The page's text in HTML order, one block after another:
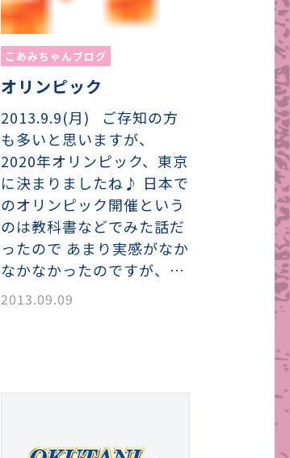
こあみちゃんブログ
オリンピック
2013.9.9(月) ご存知の方
も多いと思いますが、
2020年オリンピック、東京
に決まりましたね♪ 日本で
のオリンピック開催という
のは教科書などでみた話だ
ったので あまり実感がなか
なかなかったのですが、…
2013.09.09